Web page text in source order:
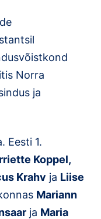
OTSI
Norra
ja
Eesti 1.
Koppel,
Krahv ja Liise
Mariann
ja Maria